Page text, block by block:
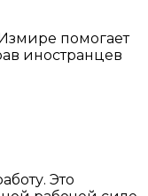
помогает
иностранцев
Это